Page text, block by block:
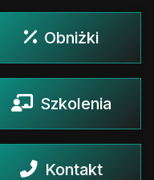
Obniżki
Szkolenia
Kontakt